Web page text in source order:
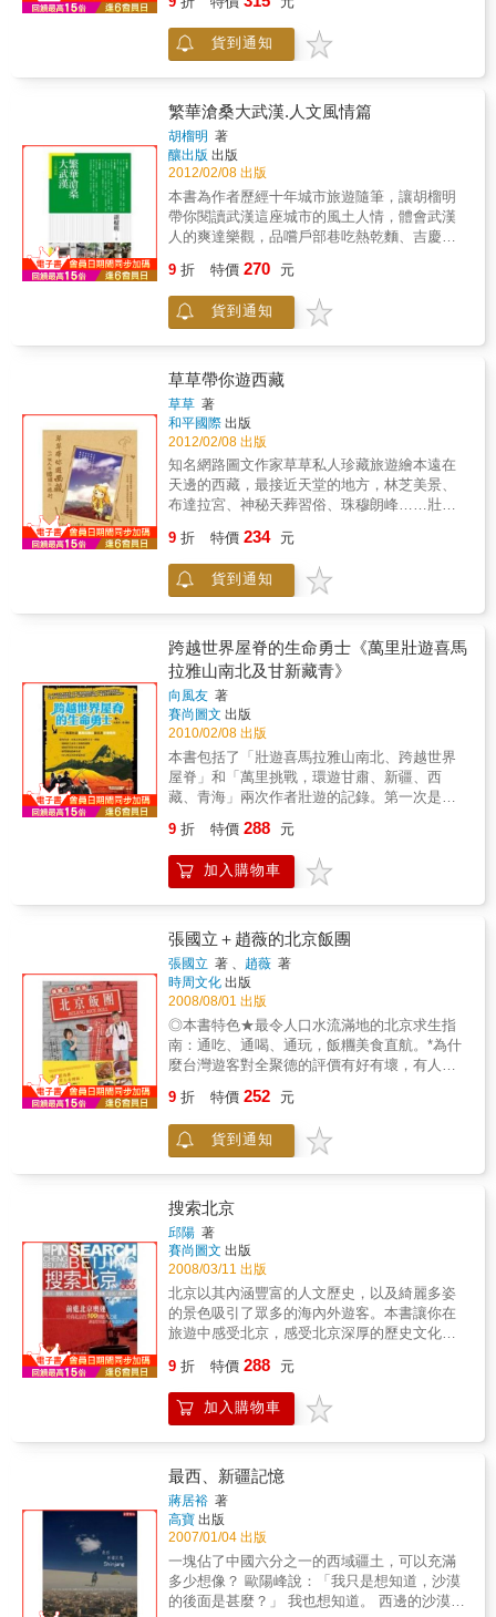
自由繽紛的土耳其、仍在苦難中因遭受抵制而
受害最烈的伊朗（人）、富麗與原始並陳的土
庫曼、絲路古文明處處的烏茲別克、浩瀚草原
世人誤解的地方；可以藉由每一個相遇的異鄉
人，折射還原出如此斑斕壯闊、又發人深省的
時空對話……跨越藩籬的對話、毫不保留的擁
抱、惆悵同泣的共鳴和扶持相挺的鼓勵，這些
記憶，刻印在我們的靈魂深處，撫慰疲憊旅人
的心，讓我們勇敢的繼續前進，不論是在絲
路，或是在人生的道路上……
說：「我在想，無論多麼難的事，如果你當一
個旁觀者，就覺得肯定很難，但如果身體力
行，多麼難的事情都會慢慢過去。」◎踏出最
味道，因為心情，因為一切都是未知。雖然十
年的拍片生涯中也經常出門，足跡基本上踏遍
了大半個中國，但一直有著團隊的支持和精心
的計畫。這次和谷岳一起，行程中太多要靠自
己去解決和完成的事情，任何事情都有可能發
生，恨不得把家也一起背走。沒錯，對背包客
來講，這兩個歪歪扭扭的包就是家了。這種隨
計畫的行程，彷彿一眼就可以看到結局的電
影。然而，真的要上路時，我可以聽到來自遙
遠內心的咚咚鼓聲。◎從北京到柏林在三個月
生。有的是社會底層的卡車司機，有的是閒適
自得的農村居民，有裡海邊獨臂豪飲的俄羅斯
水手，有年輕小情侶，也有土耳其豪放熱誠的
富二代。※ 搭車之最慢：從吐魯番到庫車的一
輛大貨車，620公里花了18個小時。※ 搭車之
最快：從布達佩斯到布拉格，530公里耗時3小
時。那是一輛德國老闆的豪華款輝騰，時速200
亞離匈牙利邊境只有19公里的地方，等了兩
關，你關不住心裡對世界的好奇心，就關不住
對旅行的渴望。旅程就是發現別人怎麼生活，
你會感覺到他們的努力，體會到他們面對生活
的勇氣。到國外以後看看另外一些人如何處理
這些問題，看他們怎麼去排除生活中的壓力，
追尋生活中的美好，你發現得越多，你的心情
也會越來越開朗。旅行和行走是特別鼓舞人
的，而且非常簡單，只要你肯去做就行了。你
不需要失去所有，只要有追求原來自我的勇氣
就夠了。
人文歷史、美景風情和鄉土情懷，在在讓人感
動及難忘。安徽有黃山，更有多面的其他的
山：天柱、齊雲；安徽有毛櫆，其實還有晴
文化內涵和蘊藉流暢的敘述筆調記述了安徽美
景風物、歷史古跡、風土人情等文化，在在讓
人感動及難忘。
貨到通知
繁華滄桑大武漢.人文風情篇
胡榴明 著
釀出版 出版
2012/02/08 出版
本書為作者歷經十年城市旅遊隨筆，讓胡榴明
帶你閱讀武漢這座城市的風土人情，體會武漢
人的爽達樂觀，品嚐戶部巷吃熱乾麵、吉慶街
武漢」的原汁原味。本書特色本書為城市文化
研究散文隨筆，作者以十年歷練深入武漢三鎮
歷史文化、名勝古跡、風俗民情、市井百態等
9 折 特價 270 元
貨到通知
草草帶你遊西藏
草草 著
和平國際 出版
2012/02/08 出版
知名網路圖文作家草草私人珍藏旅遊繪本遠在
天邊的西藏，最接近天堂的地方，林芝美景、
布達拉宮、神秘天葬習俗、珠穆朗峰……壯闊
溫暖的西藏。無敵美麗的風景，各種有趣的
人，一起經歷悲歡離合、人間喜樂，在旅行，
最有趣的莫過於遇見形形色色的人事物，到西
水般清澈溫和的色調，草草用心與讀者交心，
看著草草的句子，也會隨著她大笑、流淚…也
想跟著她一起去西藏。本書特色這段旅行開始
於非常非常鬱悶的狀況，那個時候，覺得非常
孤獨，和兩隻貓相依為命。甚至，還有一場漫
長無果的暗戀，卑微到連表白也沒有勇氣……
那種被窒息的感覺真的很不好。我渴望站到無
人的地方，在缺氧中忘記一切，眼裡只有自然
的壯闊無邊。所以，一定要一個人去西藏。一
個人的感情算什麼？一個人的生命算什麼？
吧。
9 折 特價 234 元
貨到通知
跨越世界屋脊的生命勇士《萬里壯遊喜馬
拉雅山南北及甘新藏青》
向風友 著
賽尚圖文 出版
2010/02/08 出版
本書包括了「壯遊喜馬拉雅山南北、跨越世界
屋脊」和「萬里挑戰，環遊甘肅、新疆、西
藏、青海」兩次作者壯遊的記錄。第一次是向
這條路線有著濃烈的神秘色彩。第二次是向西
行，作者從河西走廊進入新疆，經西藏阿里、
拉薩到青海、甘肅，歷時將近兩個月。 作者年
出精彩的壯遊旅程，展現生命的活力與韌性！
讓生命發光發熱！ 本書帶您跟著作者的步伐，
體驗── 一個絕症生命勇士的極限挑戰一趟精彩
的壯遊旅程一頓豐盛的精神大餐一次人與自然
的情感交融 壯遊喜馬拉雅山南北、跨越世界屋
脊環遊路線：（雲南省）昆明→大理→香格里
拉（西藏自治區）芒康→左貢→八宿→波密→
林芝→米林→工布江達→墨竹工卡→ 拉薩→當
雄→浪卡子→江孜→日喀則→拉孜→定日→聶
→藍毗尼→（印度）德里→阿格拉→拘尸那羅
→瓦拉納西→鹿野苑→菩提伽耶→加爾各答
→（泰國）→昆明 萬里挑戰，環遊甘肅、新
（甘肅省）蘭州—嘉峪關—敦煌（新疆維吾爾
自治區）哈密—吐魯番—焉耆—烏魯木齊—布
林津—烏魯木齊—喀什—塔什庫爾幹—葉城—
（西藏自治區）噶爾—劄達—普蘭—日喀則—
亞東—拉薩—當雄—（青海省）西寧—蘭州—
昆明
9 折 特價 288 元
加入購物車
張國立＋趙薇的北京飯團
張國立 著 、 趙薇 著
時周文化 出版
2008/08/01 出版
◎本書特色★最令人口水流滿地的北京求生指
南：通吃、通喝、通玩，飯糰美食直航。*為什
麼台灣遊客對全聚德的評價有好有壞，有人嫌
啊？先聽聽張國立和以龜毛出名的趙薇怎麼
說！*北京菜可不單只有烤鴨、涮羊肉，北京＝
餐飲業的殺戮戰場，新菜式、新餐廳不停出
腳？不喜歡老是吃包子、烤鴨、糖葫蘆怎辦？
在老北京也找得到美麗的咖啡館，又時髦又有
個性，還有日、德、法麵包店隨你挑。★看老
張和小趙超逗趣ㄦ的北京歲月*這個「ㄦ」不是
那個「兒」，講北京話舌頭可不能亂捲。趙薇
的京片子教室，讓你跟對岸同胞交流無礙。*當
老張遇上哈爾濱來的漂亮小妞：「先生，我投
親不遇，身上盤纏也用光，您能幫我忙，買張
火車票嗎？」張國立會演一段「公子義助落難
為了皮膚乾裂問題，隱姓埋名戴口罩去買保養
品，沒想到一口氣買了八大種：護膚的、抹臉
的、洗完澡抹的、抹眼袋的、貼在臉上可以搶
說：平平都是人，男人為什麼不用這些東東？
我們的皮膚就該乾裂到去死嗎！「咱們望西
奔，到北京ㄦ去蹭飯」，專業吃飯糰再出發
啦！這回上京去，不為了奧運，是為了肚皮。
「生活品質像孫悟空騎觔斗雲，每天翻個七八
翻」。北京的面貌不斷翻新，新菜新餐廳也冒
個不停，誰家烤鴨是天下第一？肥羊要涮的好
9 折 特價 252 元
貨到通知
搜索北京
邱陽 著
賽尚圖文 出版
2008/03/11 出版
北京以其內涵豐富的人文歷史，以及綺麗多姿
的景色吸引了眾多的海內外遊客。本書讓你在
旅遊中感受北京，感受北京深厚的歷史文化，
迎接北京奧運，北京市容的改變，讓您把一次
普通的旅遊演繹成一次有益的文化時尚之旅。
本書是為想到北京旅遊的人們量身打造
的閱讀材料，也是外來人瞭解北京、融入北京
的一本可讀性較強的讀物。 作者用輕鬆詼
諧的語調，細數北京的歷史、懷舊及傳統，從
王朝背影的紫禁城到京報館的新聞之路，再到
相聲、京劇等北京的民間風俗。還有跟著古城
北京一起沉澱、流轉不停的胡適、魯迅、沈從
文等名人的故事。當然北京的道地美食也不可
少，有老北京記憶裡的豆汁、老店全聚德等
9 折 特價 288 元
加入購物車
最西、新疆記憶
蔣居裕 著
高寶 出版
2007/01/04 出版
一塊佔了中國六分之一的西域疆土，可以充滿
多少想像？ 歐陽峰說：「我只是想知道，沙漠
的後面是甚麼？」 我也想知道。 西邊的沙漠即